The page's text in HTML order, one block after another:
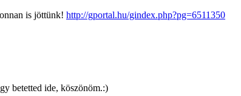
is jöttünk! http://gportal.hu/gindex.php?pg=6511350
betetted ide, köszönöm.:)